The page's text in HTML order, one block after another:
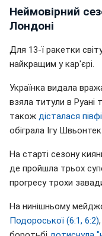
Неймовірний
Лондоні
Для 13-ї ракетки
найкращим у кар'єрі.
Українка видала
взяла титули в Руані
також дісталася
обіграла Ігу Швьонтек
На старті сезону
де пройшла трьох
прогресу трохи
На нинішньому
Подороської (6:1, 6:2)